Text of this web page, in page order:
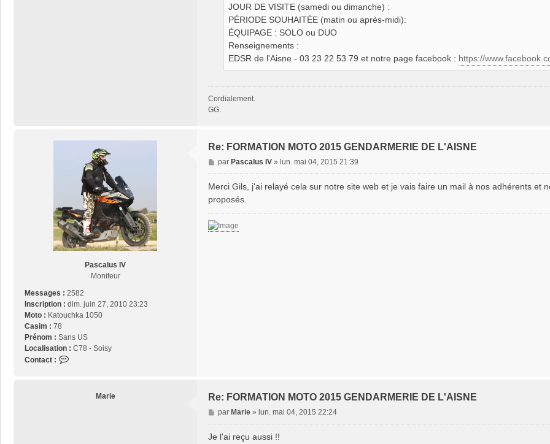
JOUR DE VISITE (samedi ou dimanche) :
PÉRIODE SOUHAITÉE (matin ou après-midi):
ÉQUIPAGE : SOLO ou DUO
Renseignements :
EDSR de l'Aisne - 03 23 22 53 79 et notre page facebook : https://
Cordialement.
GG.
Pascalus IV
Moniteur
Messages : 2582
Inscription : dim. juin 27, 2010 23:23
Moto : Katouchka 1050
Casim : 78
Prénom : Sans US
Localisation : C78 - Soisy
Contact :
Re: FORMATION MOTO 2015 GENDARMERIE DE L'AISNE
M
e
s
e
par Pascalus IV» lun. mai 04, 2015 21:39
Merci Gils, j'ai relayé cela sur notre site web et je vais faire un mail à nos adhérents et
proposés.
Marie Re: FORMATION MOTO 2015 GENDARMERIE DE L'AISNE
M
e
s
par Marie» lun. mai 04, 2015 22:24
Je l'ai reçu aussi !!